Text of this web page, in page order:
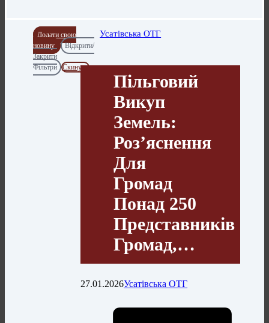
Додати свою
новину
Відкрити/
Закрити
Фільтри
Скинути
Усатівська ОТГ
Пільговий
Викуп
Земель:
Роз’яснення
Для
Громад
Понад 250
Представників
Громад,…
27.01.2026Усатівська ОТГ